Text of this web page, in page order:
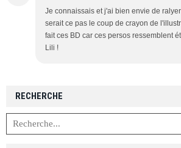
Je connaissais et j'ai bien envie de
serait ce pas le coup de crayon de
fait ces BD car ces persos ressemblent
Lili !
RECHERCHE